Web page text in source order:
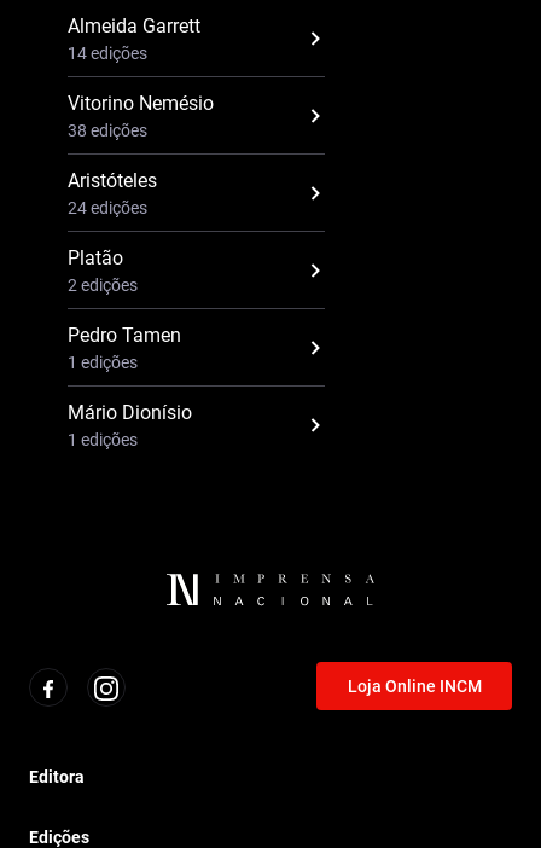
Almeida Garrett
14 edições
Vitorino Nemésio
38 edições
Aristóteles
24 edições
Platão
2 edições
Pedro Tamen
1 edições
Mário Dionísio
1 edições
Loja Online INCM
Editora
Edições